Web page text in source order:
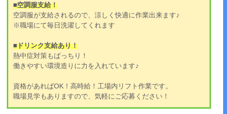
■空調服支給！
空調服が支給されるので、涼しく快適に作業出来ます♪
※職場にて毎日洗濯してくれます
■ドリンク支給あり！
熱中症対策もばっちり！
働きやすい環境造りに力を入れています♪
資格があればOK！高時給！工場内リフト作業です。
職場見学もありますので、気軽にご応募ください！